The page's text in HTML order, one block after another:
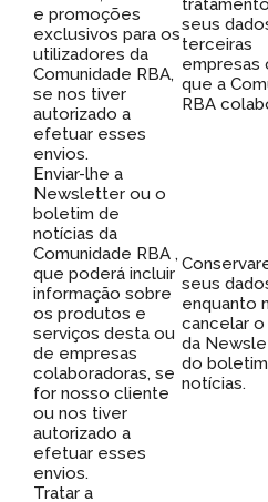
e promoções
exclusivos para os
utilizadores da
Comunidade RBA,
se nos tiver
autorizado a
efetuar esses
envios.
seus
terceiras
empresas
que a
RBA
Enviar-lhe a
Newsletter ou o
boletim de
notícias da
Comunidade RBA ,
que poderá incluir
informação sobre
os produtos e
serviços desta ou
de empresas
colaboradoras, se
for nosso cliente
ou nos tiver
autorizado a
efetuar esses
envios.
seus
enquanto
cancelar o
da
do
notícias.
Tratar a